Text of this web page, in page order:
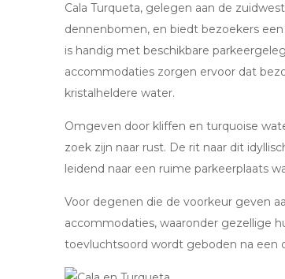
Cala Turqueta, gelegen aan de
dennenbomen, en biedt bezoekers
is handig met beschikbare
accommodaties zorgen ervoor dat
kristalheldere water.
Omgeven door kliffen en turquoise
zoek zijn naar rust. De rit naar dit
leidend naar een ruime parkeerplaats
Voor degenen die de voorkeur geven
accommodaties, waaronder gezellige
toevluchtsoord wordt geboden na een